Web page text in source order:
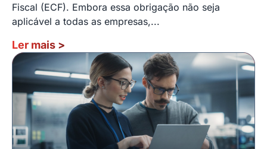
Fiscal (ECF). Embora essa obrigação não seja
aplicável a todas as empresas,...
Ler mais >